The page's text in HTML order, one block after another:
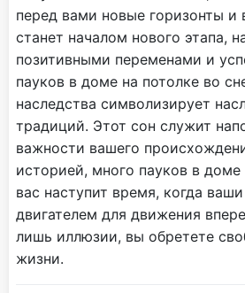
перед вами новые горизонты и
станет началом нового этапа,
позитивными переменами и
пауков в доме на потолке во
наследства символизирует
традиций. Этот сон служит
важности вашего
историей, много пауков в доме
вас наступит время, когда
двигателем для движения
лишь иллюзии, вы обретете
жизни.